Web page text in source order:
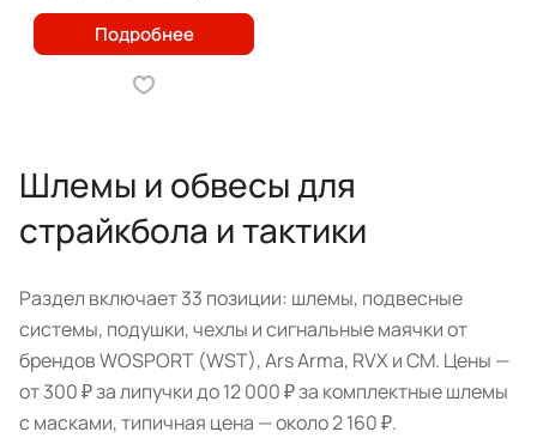
Подробнее
Шлемы и обвесы для
страйкбола и тактики
Раздел включает 33 позиции: шлемы, подвесные
системы, подушки, чехлы и сигнальные маячки от
брендов WOSPORT (WST), Ars Arma, RVX и CM. Цены —
от 300 ₽ за липучки до 12 000 ₽ за комплектные шлемы
с масками, типичная цена — около 2 160 ₽.